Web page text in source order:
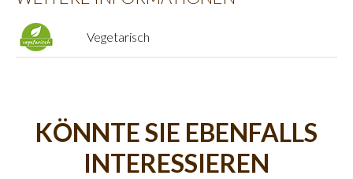
Vegetarisch
KÖNNTE SIE EBENFALLS
INTERESSIEREN